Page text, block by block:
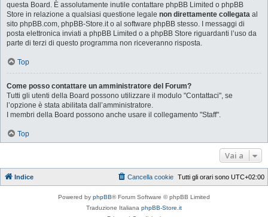
questa Board. È assolutamente inutile contattare phpBB Limited o phpBB
Store in relazione a qualsiasi questione legale non direttamente collegata al
sito phpBB.com, phpBB-Store.it o al software phpBB stesso. I messaggi di
posta elettronica inviati a phpBB Limited o a phpBB Store riguardanti l’uso da
parte di terzi di questo programma non riceveranno risposta.
Top
Come posso contattare un amministratore del Forum?
Tutti gli utenti della Board possono utilizzare il modulo "Contattaci", se
l’opzione è stata abilitata dall’amministratore.
I membri della Board possono anche usare il collegamento "Staff".
Top
Vai a
Indice Tutti gli orari sono UTC+02:00
Cancella cookie
Powered by phpBB® Forum Software © phpBB Limited
Traduzione Italiana phpBB-Store.it